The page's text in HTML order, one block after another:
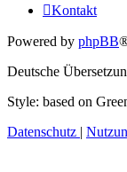
Kontakt
Powered by phpBB
Deutsche
Style: based on
Datenschutz |